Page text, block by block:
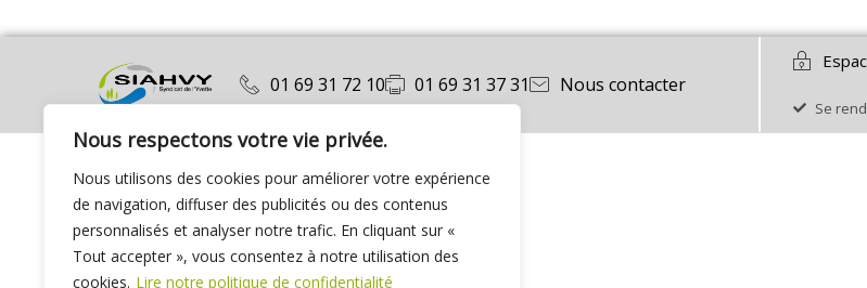
Nous respectons votre vie privée.
Nous utilisons des cookies pour améliorer votre expérience
de navigation, diffuser des publicités ou des contenus
personnalisés et analyser notre trafic. En cliquant sur «
Tout accepter », vous consentez à notre utilisation des
cookies. Lire notre politique de confidentialité
01 69 31 72 10 01 69 31 37 31 Nous contacter
Se